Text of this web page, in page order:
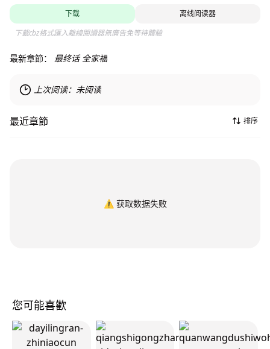
下载
离线阅读器
下載cbz格式匯入離線閱讀器無廣告免等待體驗
最新章節： 最终话 全家福
上次阅读： 未阅读
最近章節 排序
⚠️ 获取数据失败
您可能喜歡